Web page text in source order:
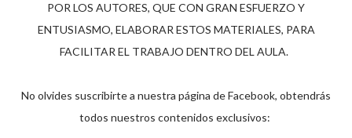
POR LOS AUTORES, QUE CON GRAN ESFUERZO Y
ENTUSIASMO, ELABORAR ESTOS MATERIALES, PARA
FACILITAR EL TRABAJO DENTRO DEL AULA.
No olvides suscribirte a nuestra página de Facebook, obtendrás
todos nuestros contenidos exclusivos: